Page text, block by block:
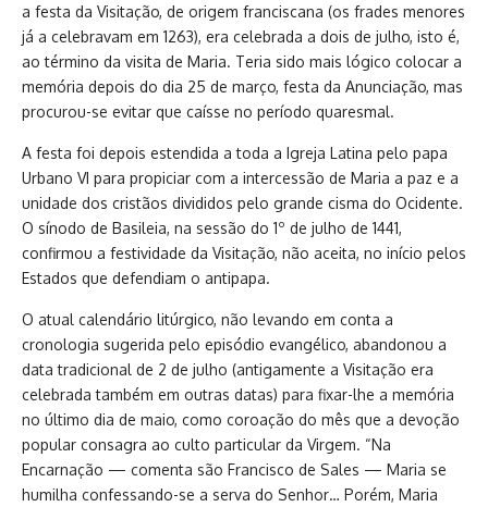
a festa da Visitação, de origem franciscana (os frades menores
já a celebravam em 1263), era celebrada a dois de julho, isto é,
ao término da visita de Maria. Teria sido mais lógico colocar a
memória depois do dia 25 de março, festa da Anunciação, mas
procurou-se evitar que caísse no período quaresmal.
A festa foi depois estendida a toda a Igreja Latina pelo papa
Urbano VI para propiciar com a intercessão de Maria a paz e a
unidade dos cristãos divididos pelo grande cisma do Ocidente.
O sínodo de Basileia, na sessão do 1º de julho de 1441,
confirmou a festividade da Visitação, não aceita, no início pelos
Estados que defendiam o antipapa.
O atual calendário litúrgico, não levando em conta a
cronologia sugerida pelo episódio evangélico, abandonou a
data tradicional de 2 de julho (antigamente a Visitação era
celebrada também em outras datas) para fixar-lhe a memória
no último dia de maio, como coroação do mês que a devoção
popular consagra ao culto particular da Virgem. “Na
Encarnação — comenta são Francisco de Sales — Maria se
humilha confessando-se a serva do Senhor… Porém, Maria